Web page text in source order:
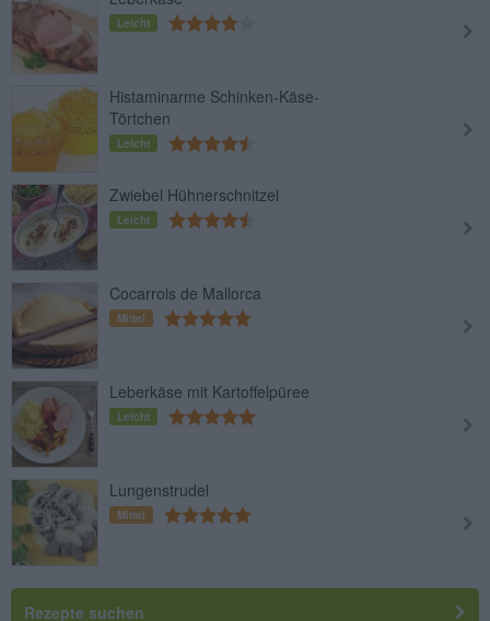
Leicht
Histaminarme Schinken-Käse-
Törtchen
Leicht
Zwiebel Hühnerschnitzel
Leicht
Cocarrois de Mallorca
Mittel
Leberkäse mit Kartoffelpüree
Leicht
Lungenstrudel
Mittel
Rezepte suchen